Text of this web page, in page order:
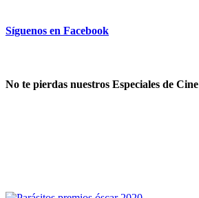
Síguenos en Facebook
No te pierdas nuestros Especiales de Cine